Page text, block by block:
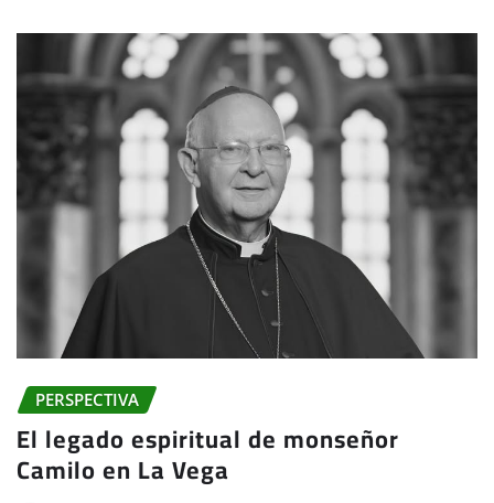
PERSPECTIVA
El legado espiritual de monseñor
Camilo en La Vega